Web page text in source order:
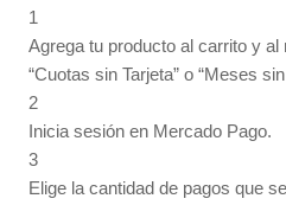
1
Agrega tu producto al carrito y al
“Cuotas sin Tarjeta” o “Meses sin
2
Inicia sesión en Mercado Pago.
3
Elige la cantidad de pagos que